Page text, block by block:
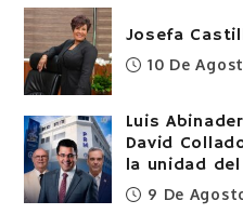
Josefa
10 De
Luis
David
la unidad del
9 De